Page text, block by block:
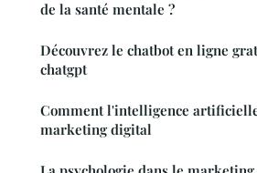
de la santé mentale ?
Découvrez le chatbot en ligne
chatgpt
Comment l'intelligence
marketing digital